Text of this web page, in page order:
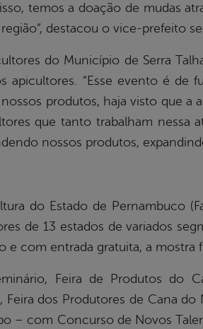
temos a doação de mudas
destacou o vice-prefeito
do Município de Serra
apicultores. “Esse evento é de
produtos, haja visto que a
que tanto trabalham nessa
nossos produtos,
do Estado de Pernambuco
de 13 estados de variados
e com entrada gratuita, a mostra
Feira de Produtos do
Feira dos Produtores de Cana
– com Concurso de Novos